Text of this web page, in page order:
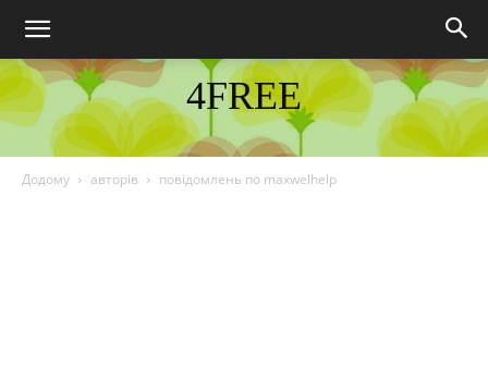
4FREE
DISCOVER THE ART OF PUBLISHING
Додому авторів повідомлень по maxwelhelp